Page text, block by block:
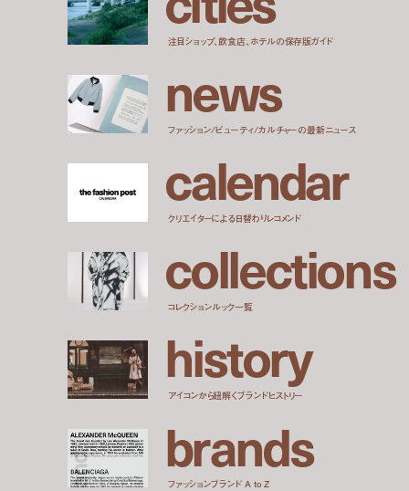
注目ショップ、飲食店、ホテルの保存版ガイド
news
ファッション/ビューティ/カルチャーの最新ニュース
calendar
クリエイターによる日替わりレコメンド
collections
コレクションルック一覧
history
アイコンから紐解くブランドヒストリー
brands
ファッションブランド A to Z